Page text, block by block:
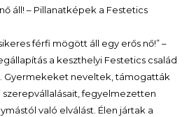
áll! – Pillanatképek a Festetics
férfi mögött áll egy erős nő!” –
a keszthelyi Festetics család
Gyermekeket neveltek, támogatták
fegyelmezetten
való elválást. Élen jártak a